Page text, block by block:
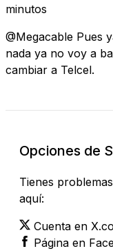
minutos
@Megacable Pues
nada ya no voy a
cambiar a Telcel.
Opciones de
Tienes
aquí:
Cuenta en
Página en